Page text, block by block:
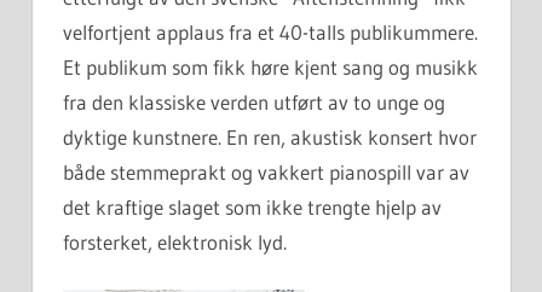
velfortjent applaus fra et 40-talls publikummere.
Et publikum som fikk høre kjent sang og musikk
fra den klassiske verden utført av to unge og
dyktige kunstnere. En ren, akustisk konsert hvor
både stemmeprakt og vakkert pianospill var av
det kraftige slaget som ikke trengte hjelp av
forsterket, elektronisk lyd.